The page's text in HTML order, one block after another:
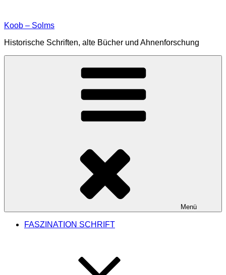
springen
Koob – Solms
Historische Schriften, alte Bücher und Ahnenforschung
Menü
FASZINATION SCHRIFT